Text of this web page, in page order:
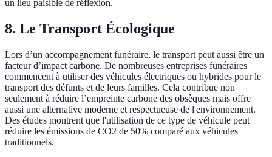
un lieu paisible de réflexion.
8. Le Transport Écologique
Lors d’un accompagnement funéraire, le transport peut aussi être un
facteur d’impact carbone. De nombreuses entreprises funéraires
commencent à utiliser des véhicules électriques ou hybrides pour le
transport des défunts et de leurs familles. Cela contribue non
seulement à réduire l’empreinte carbone des obsèques mais offre
aussi une alternative moderne et respectueuse de l'environnement.
Des études montrent que l'utilisation de ce type de véhicule peut
réduire les émissions de CO2 de 50% comparé aux véhicules
traditionnels.